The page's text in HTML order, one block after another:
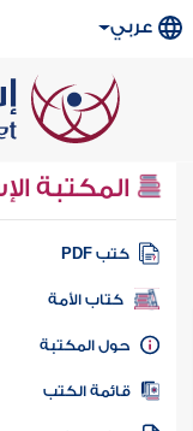
عربي
المكتبة
كتب PDF
كتاب الأمة
المكتبة